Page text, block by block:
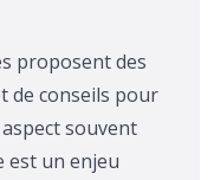
proposent des
de conseils pour
souvent
est un enjeu